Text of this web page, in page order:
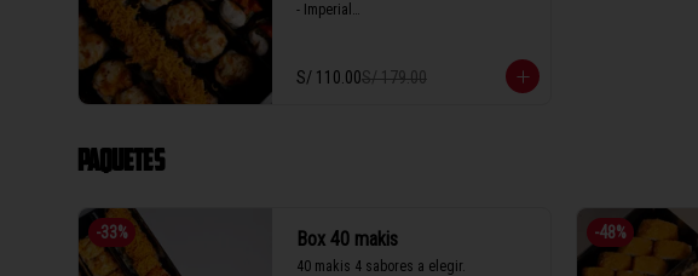
- Imperial
- Acevichado
- Parma
S/ 110.00S/ 179.00
PAQUETES
-33% Box 40 makis
40 makis 4 sabores a elegir.
-48%